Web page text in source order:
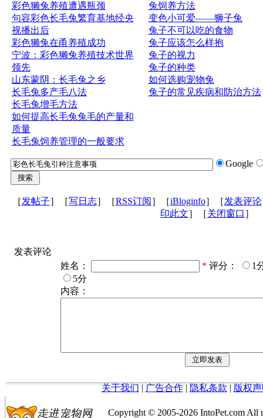
彩色獭兔养殖遭遇瓶颈
句容彩色长毛兔繁育基地经央
视播出后
彩色獭兔在甬养殖成功
宁波：彩色獭兔养殖技术世界
领先
山东蒙阴：长毛兔之乡
长毛兔多产毛八法
长毛兔增毛方法
如何提高长毛兔兔毛的产量和
质量
长毛兔饲养管理的一般要求
兔饲养方法
变色小可爱——狮子兔
兔子不可以吃的食物
兔子应该怎么样抱
兔子的视力
兔子的种类
如何选购宠物兔
兔子的常见疾病和防治方法
Google
［发帖子］［写日志］［RSS订阅 ］［iBloginfo］［发表评论
印此文］［关闭窗口 ］
发表评论
姓名：
* 评分：
1
5分
内容：
关于我们 | 广告合作| 隐私条款 | 版权
Copyright © 2005-2026 IntoPet.com